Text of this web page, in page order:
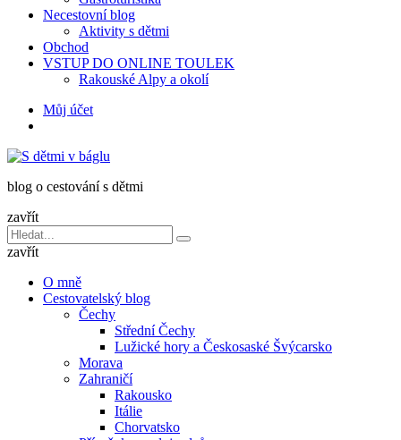
Necestovní blog
Aktivity s dětmi
Obchod
VSTUP DO ONLINE TOULEK
Rakouské Alpy a okolí
HledatMůj účet
v
blog o cestování s dětmi
zavřít
Vyhledávání
pro:
Hledat
zavřít
O mně
Cestovatelský blog
Čechy
Střední Čechy
Lužické hory a Českosaské Švýcarsko
Morava
Zahraničí
Rakousko
Itálie
Chorvatsko